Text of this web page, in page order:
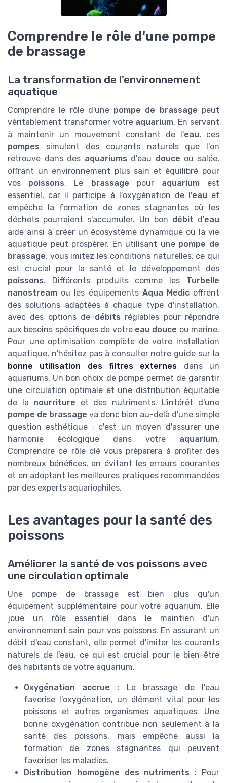
Comprendre le rôle d'une pompe
de brassage
La transformation de l'environnement
aquatique
Comprendre le rôle d'une pompe de brassage peut
véritablement transformer votre aquarium. En servant
à maintenir un mouvement constant de l'eau, ces
pompes simulent des courants naturels que l'on
retrouve dans des aquariums d'eau douce ou salée,
offrant un environnement plus sain et équilibré pour
vos poissons. Le brassage pour aquariumest
essentiel, car il participe à l'oxygénation de l'eau et
empêche la formation de zones stagnantes où les
déchets pourraient s'accumuler. Un bon débit d'eau
aide ainsi à créer un écosystème dynamique où la vie
aquatique peut prospérer. En utilisant une pompe de
brassage, vous imitez les conditions naturelles, ce qui
est crucial pour la santé et le développement des
poissons. Différents produits comme les Turbelle
nanostream ou les équipements Aqua Medicoffrent
des solutions adaptées à chaque type d'installation,
avec des options de débits réglables pour répondre
aux besoins spécifiques de votre eau douce ou marine.
Pour une optimisation complète de votre installation
aquatique, n'hésitez pas à consulter notre guide sur la
bonne utilisation des filtres externes dans un
aquariums. Un bon choix de pompe permet de garantir
une circulation optimale et une distribution équitable
de la nourriture et des nutriments. L'intérêt d'une
pompe de brassage va donc bien au-delà d'une simple
question esthétique ; c'est un moyen d'assurer une
harmonie écologique dans votre aquarium.
Comprendre ce rôle clé vous préparera à profiter des
nombreux bénéfices, en évitant les erreurs courantes
et en adoptant les meilleures pratiques recommandées
par des experts aquariophiles.
Les avantages pour la santé des
poissons
Améliorer la santé de vos poissons avec
une circulation optimale
Une pompe de brassage est bien plus qu'un
équipement supplémentaire pour votre aquarium. Elle
joue un rôle essentiel dans le maintien d'un
environnement sain pour vos poissons. En assurant un
débit d'eau constant, elle permet d'imiter les courants
naturels de l'eau, ce qui est crucial pour le bien-être
des habitants de votre aquarium.
Oxygénation accrue : Le brassage de l'eau
favorise l'oxygénation, un élément vital pour les
poissons et autres organismes aquatiques. Une
bonne oxygénation contribue non seulement à la
santé des poissons, mais empêche aussi la
formation de zones stagnantes qui peuvent
favoriser les maladies.
Distribution homogène des nutriments : Pour